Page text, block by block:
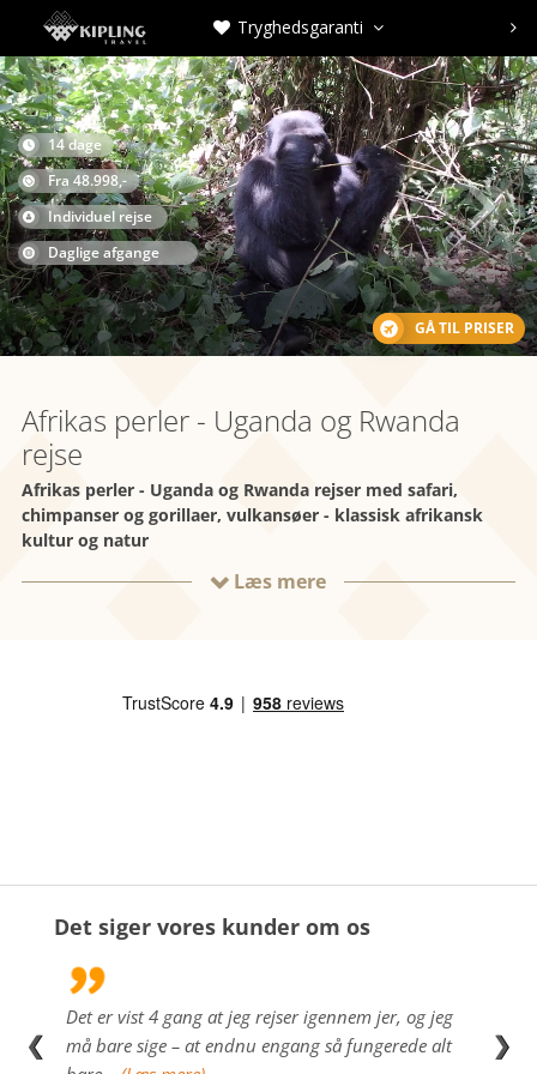
 Tryghedsgaranti  
14 dage
Fra 48.998,-
Individuel rejse
Daglige afgange
GÅ TIL PRISER
 
Afrikas perler - Uganda og Rwanda
rejse
Afrikas perler - Uganda og Rwanda rejser med safari,
chimpanser og gorillaer, vulkansøer - klassisk afrikansk
kultur og natur
 Læs mere
Det siger vores kunder om os
Det er vist 4 gang at jeg rejser igennem jer, og jeg
må bare sige – at endnu engang så fungerede alt
❮ ❯